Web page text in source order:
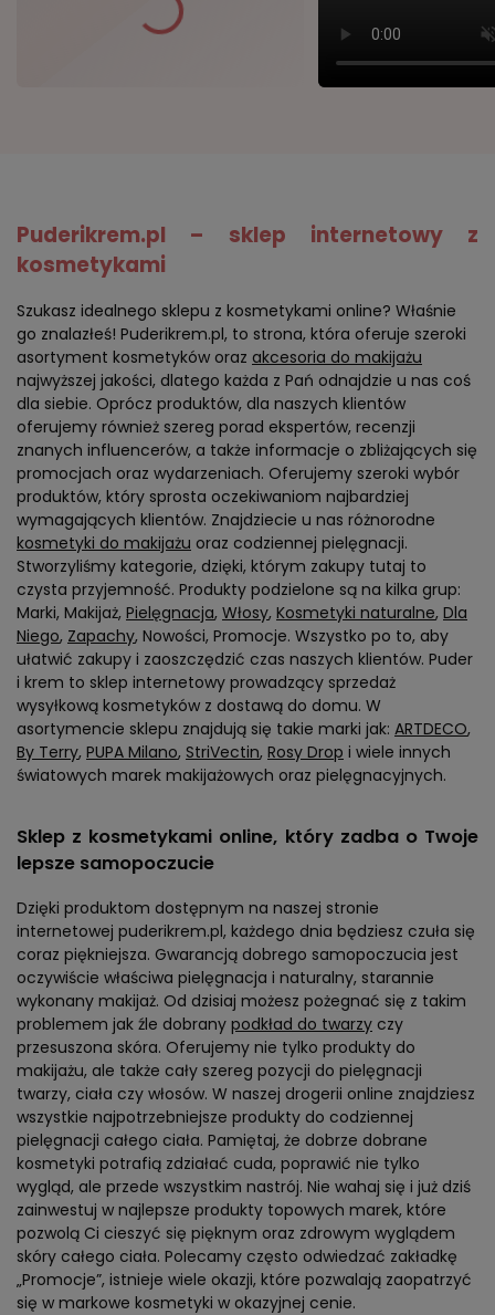
Puderikrem.pl – sklep internetowy z
kosmetykami
Szukasz idealnego sklepu z kosmetykami online? Właśnie
go znalazłeś! Puderikrem.pl, to strona, która oferuje szeroki
asortyment kosmetyków oraz akcesoria do makijażu
najwyższej jakości, dlatego każda z Pań odnajdzie u nas coś
dla siebie. Oprócz produktów, dla naszych klientów
oferujemy również szereg porad ekspertów, recenzji
znanych influencerów, a także informacje o zbliżających się
promocjach oraz wydarzeniach. Oferujemy szeroki wybór
produktów, który sprosta oczekiwaniom najbardziej
wymagających klientów. Znajdziecie u nas różnorodne
kosmetyki do makijażu oraz codziennej pielęgnacji.
Stworzyliśmy kategorie, dzięki, którym zakupy tutaj to
czysta przyjemność. Produkty podzielone są na kilka grup:
Marki, Makijaż, Pielęgnacja, Włosy, Kosmetyki naturalne, Dla
Niego, Zapachy, Nowości, Promocje. Wszystko po to, aby
ułatwić zakupy i zaoszczędzić czas naszych klientów. Puder
i krem to sklep internetowy prowadzący sprzedaż
wysyłkową kosmetyków z dostawą do domu. W
asortymencie sklepu znajdują się takie marki jak: ARTDECO,
By Terry, PUPA Milano, StriVectin, Rosy Drop i wiele innych
światowych marek makijażowych oraz pielęgnacyjnych.
Sklep z kosmetykami online, który zadba o Twoje
lepsze samopoczucie
Dzięki produktom dostępnym na naszej stronie
internetowej puderikrem.pl, każdego dnia będziesz czuła się
coraz piękniejsza. Gwarancją dobrego samopoczucia jest
oczywiście właściwa pielęgnacja i naturalny, starannie
wykonany makijaż. Od dzisiaj możesz pożegnać się z takim
problemem jak źle dobrany podkład do twarzy czy
przesuszona skóra. Oferujemy nie tylko produkty do
makijażu, ale także cały szereg pozycji do pielęgnacji
twarzy, ciała czy włosów. W naszej drogerii online znajdziesz
wszystkie najpotrzebniejsze produkty do codziennej
pielęgnacji całego ciała. Pamiętaj, że dobrze dobrane
kosmetyki potrafią zdziałać cuda, poprawić nie tylko
wygląd, ale przede wszystkim nastrój. Nie wahaj się i już dziś
zainwestuj w najlepsze produkty topowych marek, które
pozwolą Ci cieszyć się pięknym oraz zdrowym wyglądem
skóry całego ciała. Polecamy często odwiedzać zakładkę
„Promocje”, istnieje wiele okazji, które pozwalają zaopatrzyć
się w markowe kosmetyki w okazyjnej cenie.